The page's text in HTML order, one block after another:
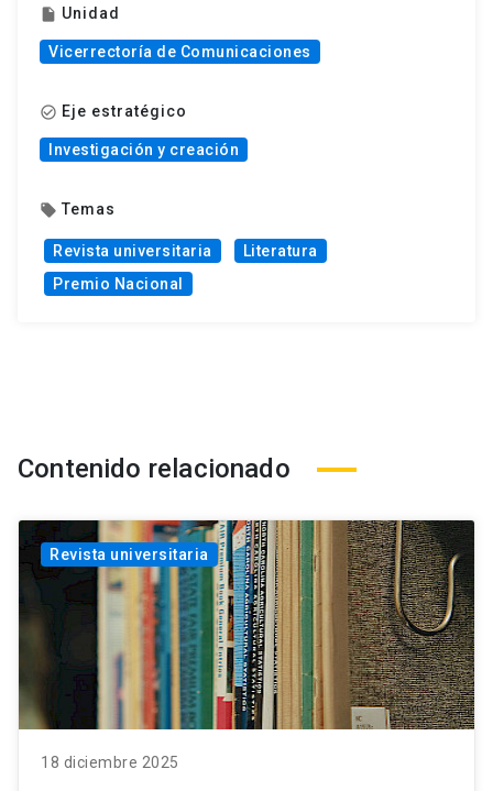
insert_drive_file Unidad
Vicerrectoría de Comunicaciones
check_circle_outline Eje estratégico
Investigación y creación
local_offer Temas
Revista universitaria
Literatura
Premio Nacional
Contenido relacionado
Revista universitaria
18 diciembre 2025